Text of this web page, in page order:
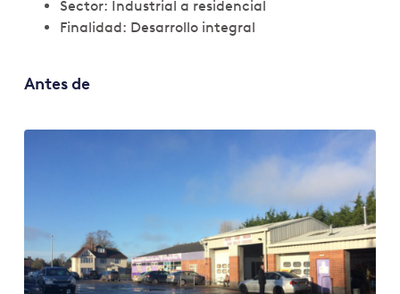
Antes de
Sector: Industrial a residencial
Finalidad: Desarrollo integral